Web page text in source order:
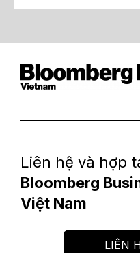
Liên hệ và hợp
Bloomberg
Việt Nam
LIÊN